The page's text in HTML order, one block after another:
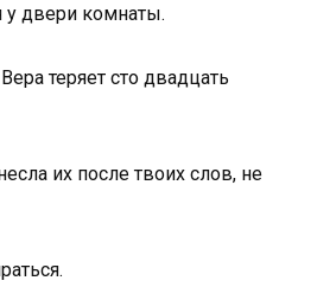
у двери комнаты.
теряет сто двадцать
их после твоих слов, не